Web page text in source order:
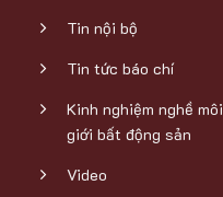
Tin nội bộ
Tin tức báo chí
Kinh nghiệm nghề môi
giới bất động sản
Video